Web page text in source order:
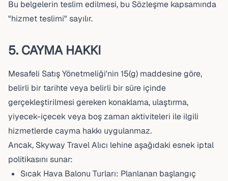
Bu belgelerin teslim edilmesi, bu Sözleşme kapsamında
"hizmet teslimi" sayılır.
5. CAYMA HAKKI
Mesafeli Satış Yönetmeliği'nin 15(g) maddesine göre,
belirli bir tarihte veya belirli bir süre içinde
gerçekleştirilmesi gereken konaklama, ulaştırma,
yiyecek-içecek veya boş zaman aktiviteleri ile ilgili
hizmetlerde cayma hakkı uygulanmaz.
Ancak, Skyway Travel Alıcı lehine aşağıdaki esnek iptal
politikasını sunar:
Sıcak Hava Balonu Turları: Planlanan başlangıç